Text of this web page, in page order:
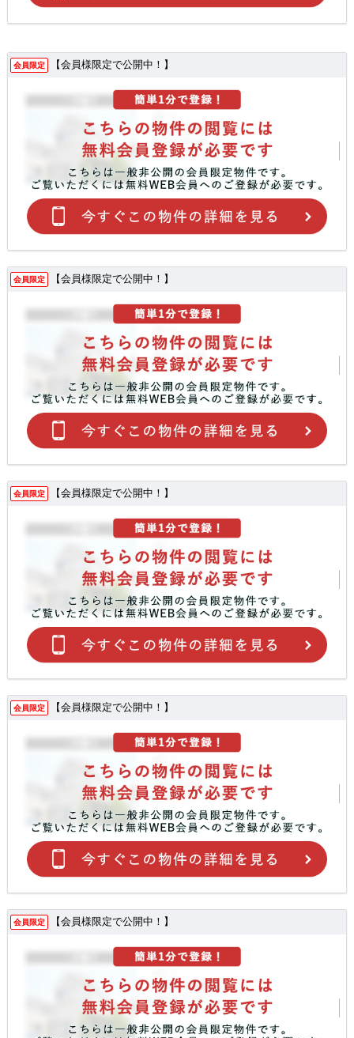
会員限定 【会員様限定で公開中！】
会員限定 【会員様限定で公開中！】
会員限定 【会員様限定で公開中！】
会員限定 【会員様限定で公開中！】
会員限定 【会員様限定で公開中！】